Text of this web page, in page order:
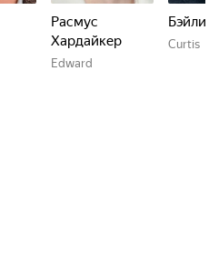
Расмус
Хардайкер
Edward
Curtis